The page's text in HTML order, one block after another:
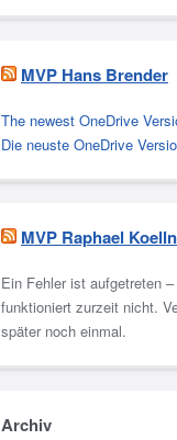
MVP Hans Brender
The newest OneDrive
Die neuste OneDrive
MVP Raphael
Ein Fehler ist aufgetreten
funktioniert zurzeit nicht.
später noch einmal.
Archiv